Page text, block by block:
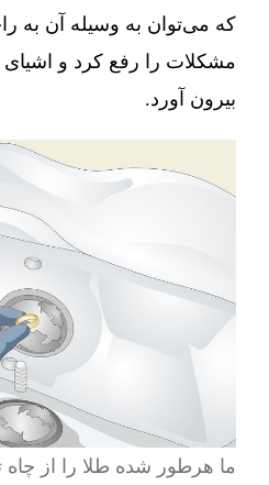
که می‌توان به وسیله آن به
مشکلات را رفع کرد و اشیای
بیرون آورد.
ما هرطور شده طلا را از